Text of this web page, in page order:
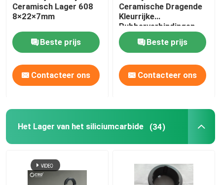
Ceramisch Lager 608
8×22×7mm
Beste prijs
Contacteer ons
Ceramische Dragende
Kleurrijke
Rubberverbindingen
van het Siliciumnitride
Si3N4 Beste prijs
Contacteer ons
Het Lager van het siliciumcarbide (34)